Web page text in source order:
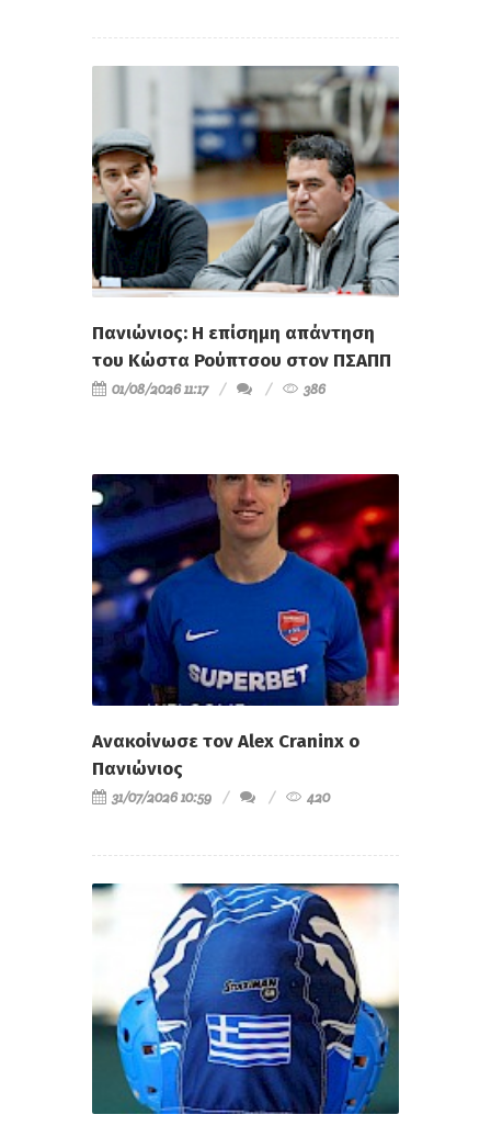
Πανιώνιος: Η επίσημη απάντηση
του Κώστα Ρούπτσου στον ΠΣΑΠΠ
01/08/2026 11:17 386
Ανακοίνωσε τον Alex Craninx ο
Πανιώνιος
31/07/2026 10:59 420